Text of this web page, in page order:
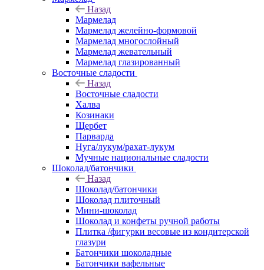
Назад
Мармелад
Мармелад желейно-формовой
Мармелад многослойный
Мармелад жевательный
Мармелад глазированный
Восточные сладости
Назад
Восточные сладости
Халва
Козинаки
Щербет
Парварда
Нуга/лукум/рахат-лукум
Мучные национальные сладости
Шоколад/батончики
Назад
Шоколад/батончики
Шоколад плиточный
Мини-шоколад
Шоколад и конфеты ручной работы
Плитка /фигурки весовые из кондитерской
глазури
Батончики шоколадные
Батончики вафельные